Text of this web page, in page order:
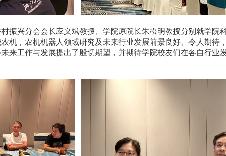
振兴分会会长应义斌教授、学院原院长朱松明教授分别就学院
机，农机机器人领域研究及未来行业发展前景良好、令人期待
来工作与发展提出了殷切期望，并期待学院校友们在各自行业